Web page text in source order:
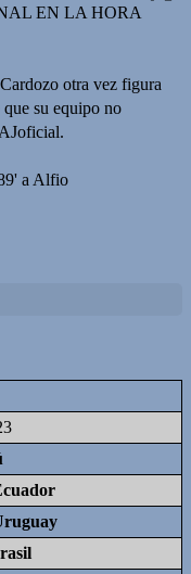
EN LA HORA
otra vez figura
su equipo no
a Alfio